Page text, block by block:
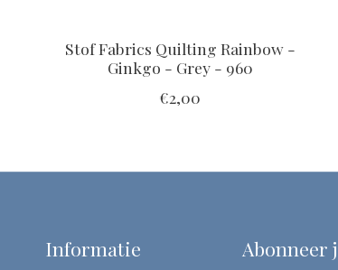
Stof Fabrics Quilting Rainbow -
Ginkgo - Grey - 960
€2,00
Informatie Abonneer